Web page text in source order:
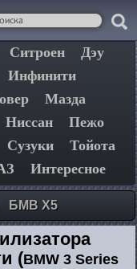
Ситроен
Дэу
Инфинити
Мазда
Ниссан
Пежо
Сузуки
Тойота
Интересное
БМВ Х5
(BMW 3 Series